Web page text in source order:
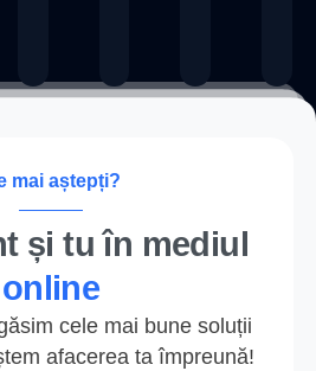
mai aștepți?
și tu în mediul
online
cele mai bune soluții
afacerea ta împreună!